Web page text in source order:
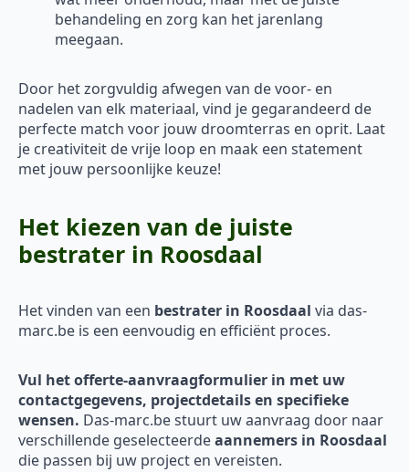
behandeling en zorg kan het jarenlang
meegaan.
Door het zorgvuldig afwegen van de voor- en
nadelen van elk materiaal, vind je gegarandeerd de
perfecte match voor jouw droomterras en oprit. Laat
je creativiteit de vrije loop en maak een statement
met jouw persoonlijke keuze!
Het kiezen van de juiste
bestrater in Roosdaal
Het vinden van een bestrater in Roosdaal via das-
marc.be is een eenvoudig en efficiënt proces.
Vul het offerte-aanvraagformulier in met uw
contactgegevens, projectdetails en specifieke
wensen. Das-marc.be stuurt uw aanvraag door naar
verschillende geselecteerdeaannemers in Roosdaal
die passen bij uw project en vereisten.